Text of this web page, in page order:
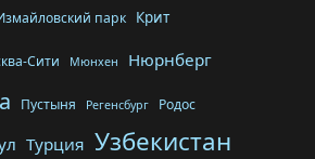
парк Крит
Сити Мюнхен Нюрнберг
Пустыня Регенсбург Родос
Турция Узбекистан